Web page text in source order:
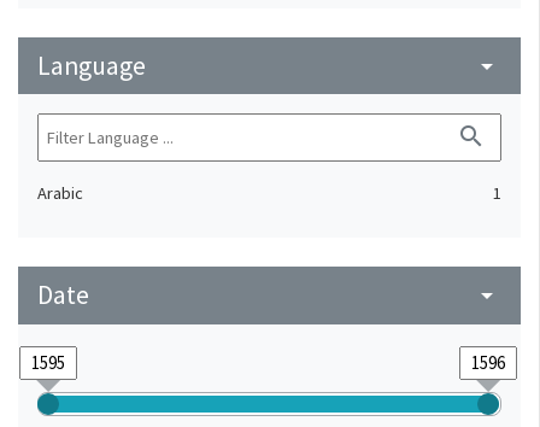
Language arrow_drop_down
search
Arabic 1
Date arrow_drop_down